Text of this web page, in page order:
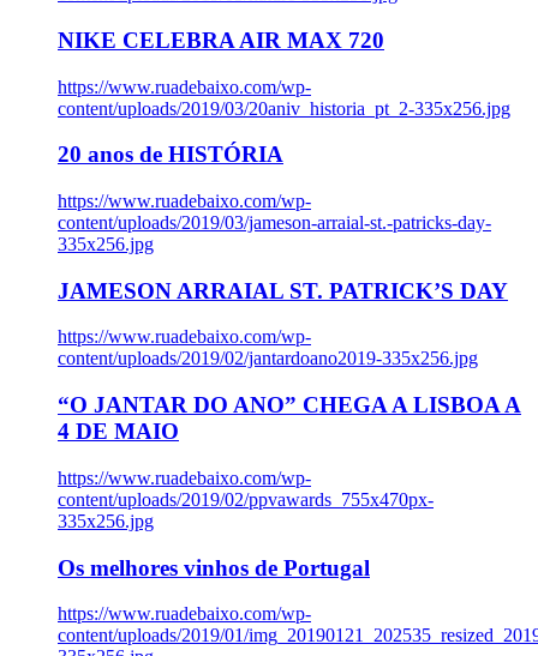
NIKE CELEBRA AIR MAX 720
https://www.ruadebaixo.com/wp-
content/uploads/2019/03/20aniv_historia_pt_2-335x256.jpg
20 anos de HISTÓRIA
https://www.ruadebaixo.com/wp-
content/uploads/2019/03/jameson-arraial-st.-patricks-day-
335x256.jpg
JAMESON ARRAIAL ST. PATRICK’S DAY
https://www.ruadebaixo.com/wp-
content/uploads/2019/02/jantardoano2019-335x256.jpg
“O JANTAR DO ANO” CHEGA A LISBOA A
4 DE MAIO
https://www.ruadebaixo.com/wp-
content/uploads/2019/02/ppvawards_755x470px-
335x256.jpg
Os melhores vinhos de Portugal
https://www.ruadebaixo.com/wp-
content/uploads/2019/01/